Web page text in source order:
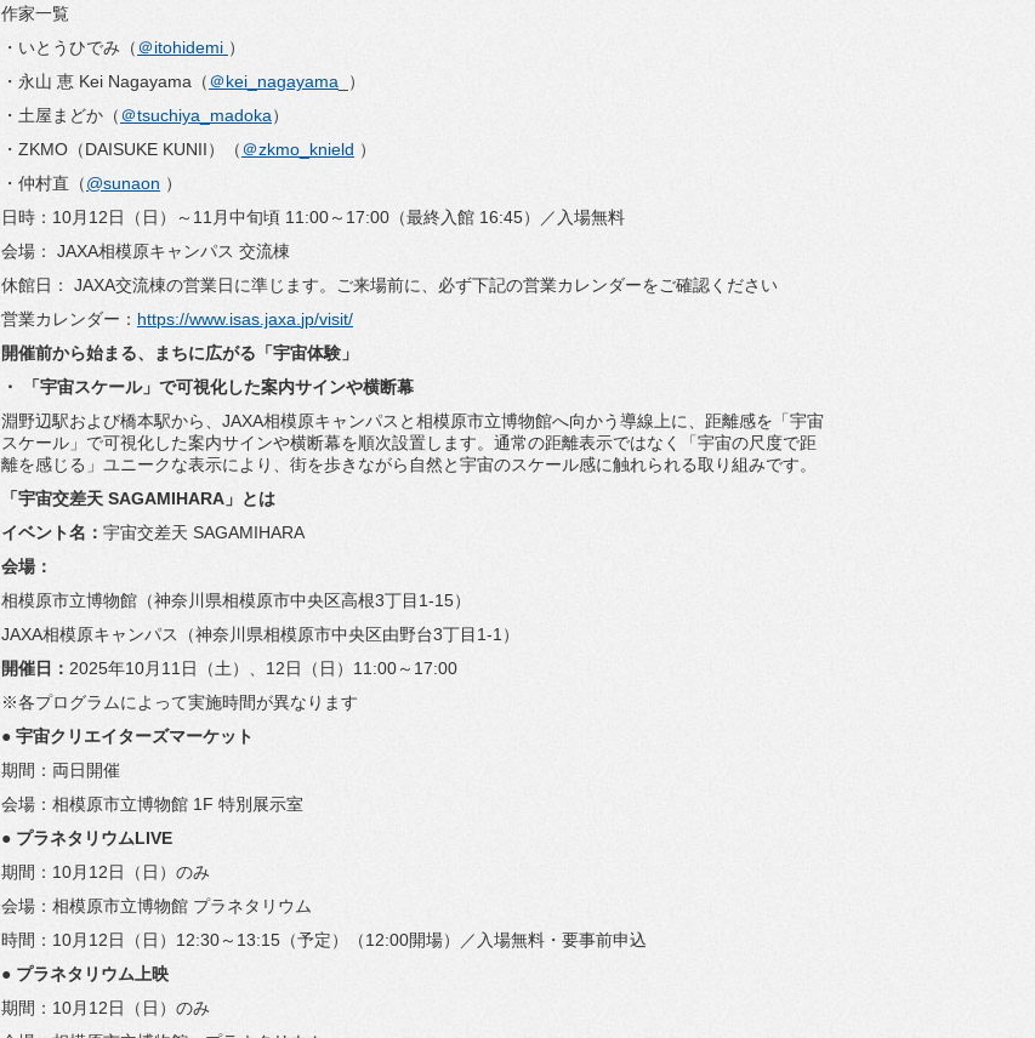
作家一覧
・いとうひでみ（＠itohidemi ）
・永山 恵 Kei Nagayama（＠kei_nagayama _）
・土屋まどか（＠tsuchiya_madoka）
・ZKMO（DAISUKE KUNII）（ ＠zkmo_knield ）
・仲村直（@sunaon ）
日時：10月12日（日）～11月中旬頃 11:00～17:00（最終入館 16:45）／入場無料
会場： JAXA相模原キャンパス 交流棟
休館日： JAXA交流棟の営業日に準じます。ご来場前に、 必ず下記の営業カレンダーをご確認ください
営業カレンダー： https://www.isas.jaxa. jp/visit/
開催前から始まる、まちに広がる「宇宙体験」
・ 「宇宙スケール」で可視化した案内サインや横断幕
淵野辺駅および橋本駅から、 JAXA相模原キャンパスと相模原市立博物館へ向かう導線上に、 距離感を「宇宙
スケール」 で可視化した案内サインや横断幕を順次設置します。 通常の距離表示ではなく「宇宙の尺度で距
離を感じる」 ユニークな表示により、 街を歩きながら自然と宇宙のスケール感に触れられる取り組みです。
「宇宙交差天 SAGAMIHARA」とは
イベント名： 宇宙交差天 SAGAMIHARA
会場：
相模原市立博物館（神奈川県相模原市中央区高根3丁目1-15）
JAXA相模原キャンパス（神奈川県相模原市中央区由野台3丁目1-1）
開催日： 2025年10月11日（土）、12日（日）11:00～17:00
※各プログラムによって実施時間が異なります
● 宇宙クリエイターズマーケット
期間：両日開催
会場：相模原市立博物館 1F 特別展示室
● プラネタリウムLIVE
期間：10月12日（日）のみ
会場：相模原市立博物館 プラネタリウム
時間：10月12日（日）12:30～13:15（予定）（12:00開場）／入場無料・要事前申込
● プラネタリウム上映
期間：10月12日（日）のみ